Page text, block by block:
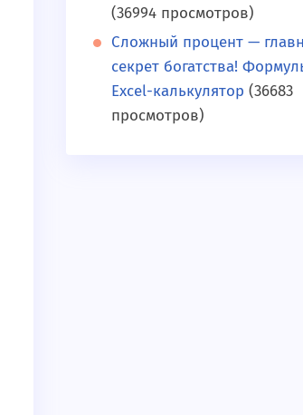
(36994 просмотров)
Сложный процент —
секрет богатства!
Excel-калькулятор (36683
просмотров)